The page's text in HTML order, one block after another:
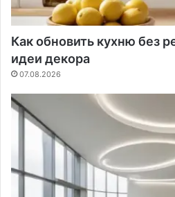
Как обновить кухню без
идеи декора
07.08.2026